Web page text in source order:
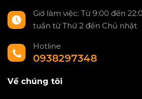
Giờ làm việc: Từ 9:00 đến
tuần từ Thứ 2 đến Chủ nhật
Hotline
0938297348
Về chúng tôi